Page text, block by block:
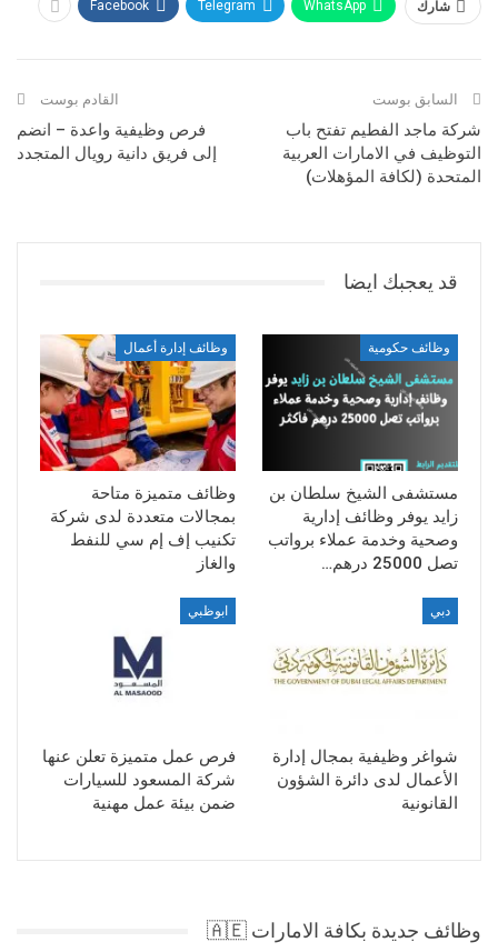
شارك WhatsApp
Telegram
Facebook
السابق بوست
شركة ماجد الفطيم تفتح باب
التوظيف في الامارات العربية
المتحدة (لكافة المؤهلات)
القادم بوست
فرص وظيفية واعدة – انضم
إلى فريق دانية رويال المتجدد
قد يعجبك ايضا
وظائف حكومية
مستشفى الشيخ سلطان بن
زايد يوفر وظائف إدارية
وصحية وخدمة عملاء برواتب
تصل 25000 درهم…
وظائف إدارة أعمال
وظائف متميزة متاحة
بمجالات متعددة لدى شركة
تكنيب إف إم سي للنفط
والغاز
دبي
شواغر وظيفية بمجال إدارة
الأعمال لدى دائرة الشؤون
القانونية
ابوظبي
فرص عمل متميزة تعلن عنها
شركة المسعود للسيارات
ضمن بيئة عمل مهنية
وظائف جديدة بكافة الامارات 🇦🇪